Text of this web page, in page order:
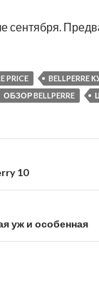
PRICE BELLPERRE
ОБЗОР BELLPERRE
10
уж и особенная